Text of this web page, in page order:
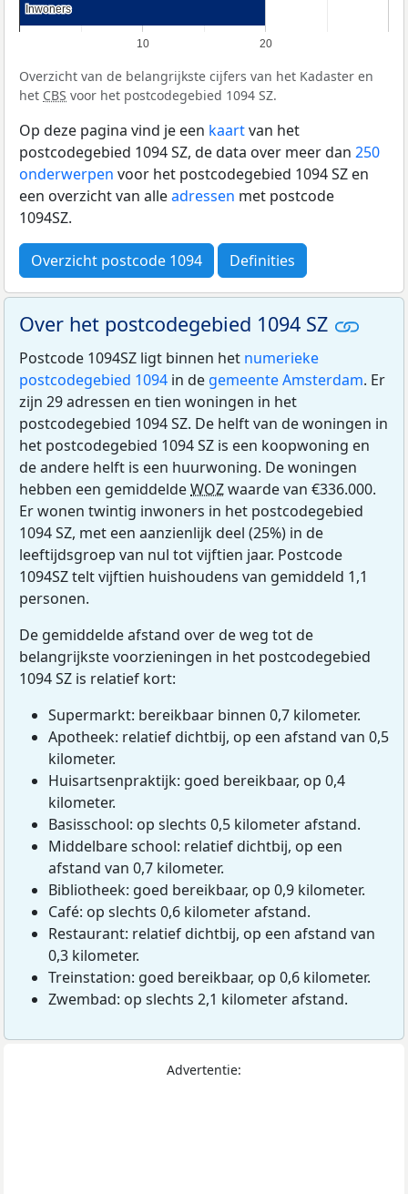
10 20
Inwoners
Inwoners
Overzicht van de belangrijkste cijfers van het Kadaster en
het CBS voor het postcodegebied 1094 SZ.
Op deze pagina vind je een kaartvan het
postcodegebied 1094 SZ, de data over meer dan 250
onderwerpen voor het postcodegebied 1094 SZ en
een overzicht van alleadressen met postcode
1094SZ.
Overzicht postcode 1094 Definities
Over het postcodegebied 1094 SZ
Postcode 1094SZ ligt binnen het numerieke
postcodegebied 1094 in de gemeente Amsterdam. Er
zijn 29 adressen en tien woningen in het
postcodegebied 1094 SZ. De helft van de woningen in
het postcodegebied 1094 SZ is een koopwoning en
de andere helft is een huurwoning. De woningen
hebben een gemiddeldeWOZwaarde van €336.000.
Er wonen twintig inwoners in het postcodegebied
1094 SZ, met een aanzienlijk deel (25%) in de
leeftijdsgroep van nul tot vijftien jaar. Postcode
1094SZ telt vijftien huishoudens van gemiddeld 1,1
personen.
De gemiddelde afstand over de weg tot de
belangrijkste voorzieningen in het postcodegebied
1094 SZ is relatief kort:
Supermarkt: bereikbaar binnen 0,7 kilometer.
Apotheek: relatief dichtbij, op een afstand van 0,5
kilometer.
Huisartsenpraktijk: goed bereikbaar, op 0,4
kilometer.
Basisschool: op slechts 0,5 kilometer afstand.
Middelbare school: relatief dichtbij, op een
afstand van 0,7 kilometer.
Bibliotheek: goed bereikbaar, op 0,9 kilometer.
Café: op slechts 0,6 kilometer afstand.
Restaurant: relatief dichtbij, op een afstand van
0,3 kilometer.
Treinstation: goed bereikbaar, op 0,6 kilometer.
Zwembad: op slechts 2,1 kilometer afstand.
Advertentie: